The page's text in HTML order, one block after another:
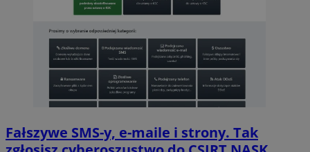
Fałszywe SMS-y, e-maile i strony. Tak